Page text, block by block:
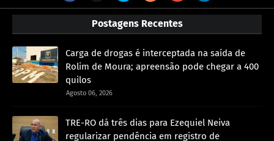
Postagens Recentes
Carga de drogas é interceptada na saída de
Rolim de Moura; apreensão pode chegar a 400
quilos
Agosto 06, 2026
TRE-RO dá três dias para Ezequiel Neiva
regularizar pendência em registro de